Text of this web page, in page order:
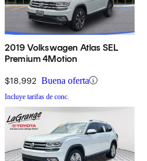
2019 Volkswagen Atlas SEL
Premium 4Motion
$18,992 Buena oferta
Incluye tarifas de conc.